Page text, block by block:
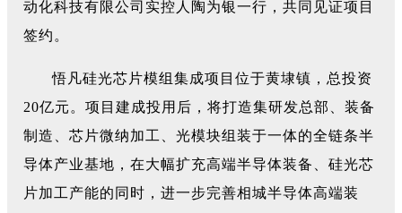
动化科技有限公司实控人陶为银一行，共同见证项目
签约。
悟凡硅光芯片模组集成项目位于黄埭镇， 总投资
20亿元。项目建成投用后，将打造集研发总部、装备
制造、芯片微纳加工、光模块组装于一体的全链条半
导体产业基地，在大幅扩充高端半导体装备、硅光芯
片加工产能的同时，进一步完善相城半导体高端装